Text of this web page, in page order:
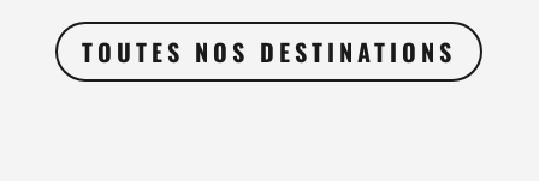
TOUTES NOS DESTINATIONS